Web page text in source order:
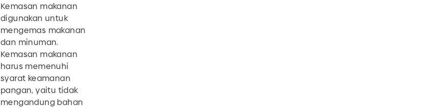
Kemasan makanan
digunakan untuk
mengemas makanan
dan minuman.
Kemasan makanan
harus memenuhi
syarat keamanan
pangan, yaitu tidak
mengandung bahan